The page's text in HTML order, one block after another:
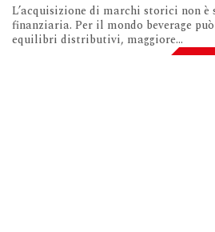
L’acquisizione di marchi storici non è
finanziaria. Per il mondo beverage
equilibri distributivi, maggiore...